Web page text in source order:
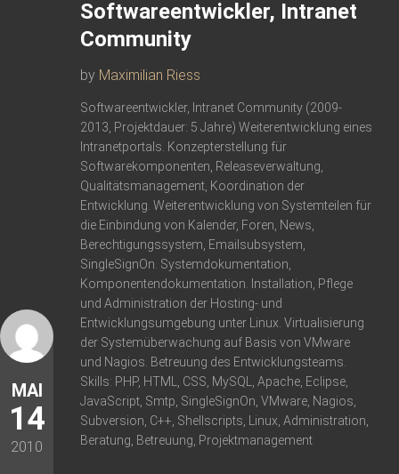
MAI
14
2010
Softwareentwickler, Intranet
Community
by Maximilian Riess
Softwareentwickler, Intranet Community (2009-
2013, Projektdauer: 5 Jahre) Weiterentwicklung eines
Intranetportals. Konzepterstellung für
Softwarekomponenten, Releaseverwaltung,
Qualitätsmanagement, Koordination der
Entwicklung. Weiterentwicklung von Systemteilen für
die Einbindung von Kalender, Foren, News,
Berechtigungssystem, Emailsubsystem,
SingleSignOn. Systemdokumentation,
Komponentendokumentation. Installation, Pflege
und Administration der Hosting- und
Entwicklungsumgebung unter Linux. Virtualisierung
der Systemüberwachung auf Basis von VMware
und Nagios. Betreuung des Entwicklungsteams.
Skills: PHP, HTML, CSS, MySQL, Apache, Eclipse,
JavaScript, Smtp, SingleSignOn, VMware, Nagios,
Subversion, C++, Shellscripts, Linux, Administration,
Beratung, Betreuung, Projektmanagement